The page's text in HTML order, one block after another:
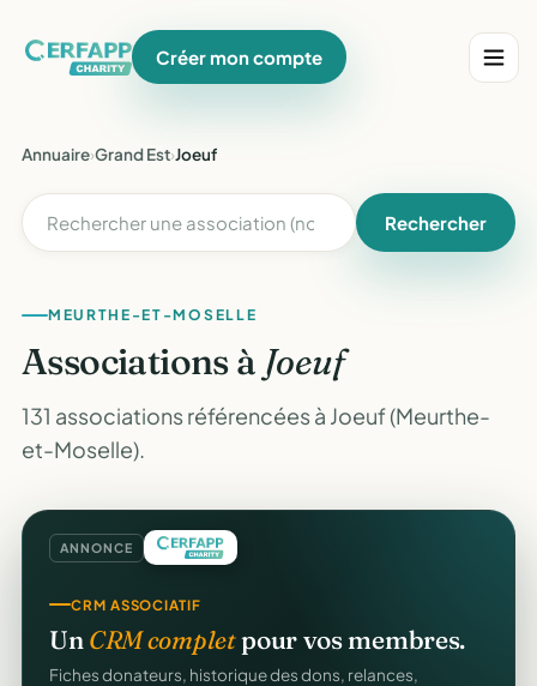
Créer mon compte
Annuaire›Grand Est›Joeuf
Rechercher
MEURTHE-ET-MOSELLE
Associations à Joeuf
131 associations référencées à Joeuf (Meurthe-
et-Moselle).
ANNONCE
CRM ASSOCIATIF
Un CRM completpour vos membres.
Fiches donateurs, historique des dons, relances,